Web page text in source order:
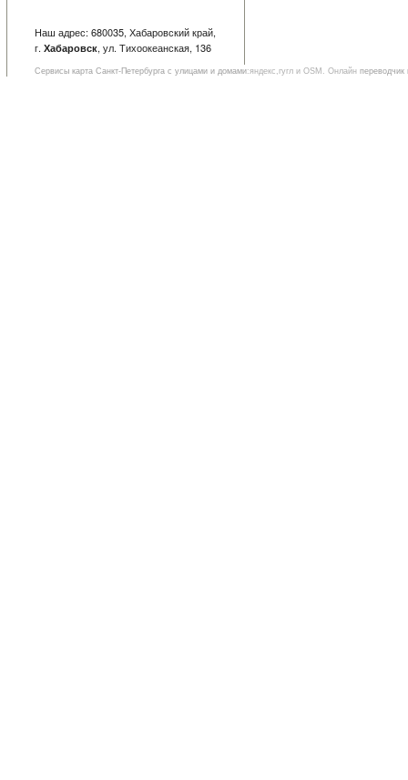
Наш адрес: 680035, Хабаровский край,
г. Хабаровск, ул. Тихоокеанская, 136
Сервисы карта Санкт-Петербурга с улицами и домами:яндекс,гугл и OSM. Онлайн переводчик